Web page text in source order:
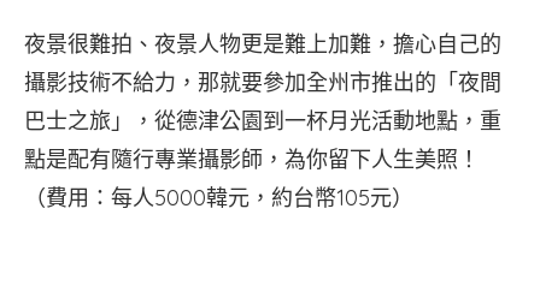
夜景很難拍、夜景人物更是難上加難，擔心自己的
攝影技術不給力，那就要參加全州市推出的「夜間
巴士之旅」，從德津公園到一杯月光活動地點，重
點是配有隨行專業攝影師，為你留下人生美照！
（費用：每人5000韓元，約台幣105元）